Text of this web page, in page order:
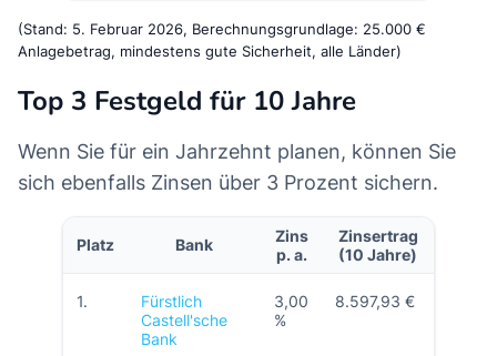
(Stand: 5. Februar 2026, Berechnungsgrundlage: 25.000 €
Anlagebetrag, mindestens gute Sicherheit, alle Länder)
Top 3 Festgeld für 10 Jahre
Wenn Sie für ein Jahrzehnt planen, können Sie
sich ebenfalls Zinsen über 3 Prozent sichern.
Platz Bank
Zins
p. a.
Zinsertrag
(10 Jahre)
1.
Fürstlich
Castell'sche
Bank
3,00
%
8.597,93 €